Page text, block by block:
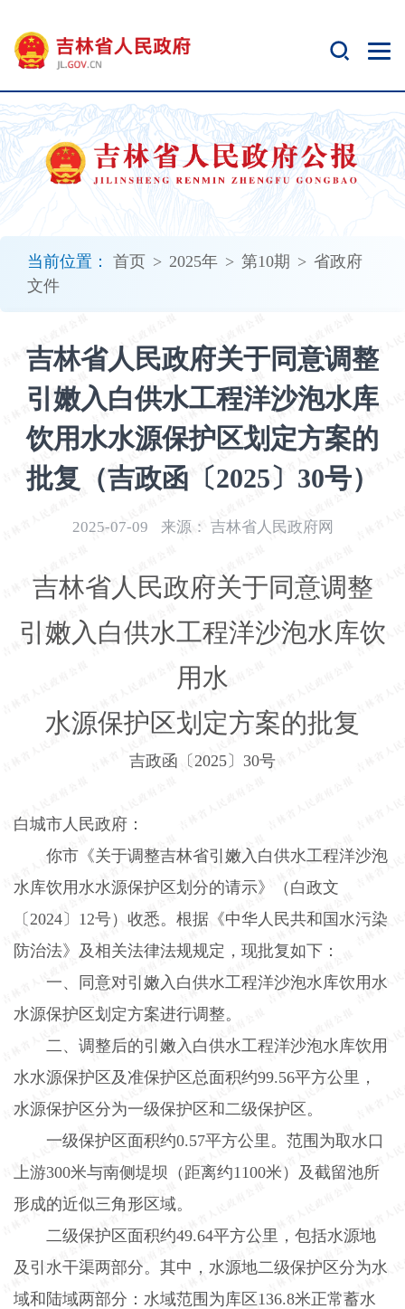
当前位置： 首页 > 2025年 > 第10期 > 省政府
文件
吉林省人民政府关于同意调整
引嫩入白供水工程洋沙泡水库
饮用水水源保护区划定方案的
批复（吉政函〔2025〕30号）
2025-07-09 来源： 吉林省人民政府网
吉林省人民政府关于同意调整
引嫩入白供水工程洋沙泡水库饮
用水
水源保护区划定方案的批复
吉政函〔2025〕 30号
白城市人民政府：
你市《关于调整吉林省引嫩入白供水工程洋沙泡
水库饮用水水源保护区划分的请示》（白政文
〔2024〕 12号）收悉。根据《中华人民共和国水污染
防治法》及相关法律法规规定，现批复如下：
一、同意对引嫩入白供水工程洋沙泡水库饮用水
水源保护区划定方案进行调整。
二、调整后的引嫩入白供水工程洋沙泡水库饮用
水水源保护区及准保护区总面积约99.56平方公里，
水源保护区分为一级保护区和二级保护区。
一级保护区面积约0.57平方公里。范围为取水口
上游300米与南侧堤坝（距离约1100米）及截留池所
形成的近似三角形区域。
二级保护区面积约49.64平方公里，包括水源地
及引水干渠两部分。其中，水源地二级保护区分为水
域和陆域两部分：水域范围为库区136.8米正常蓄水
开
无
障
碍
说
明
加